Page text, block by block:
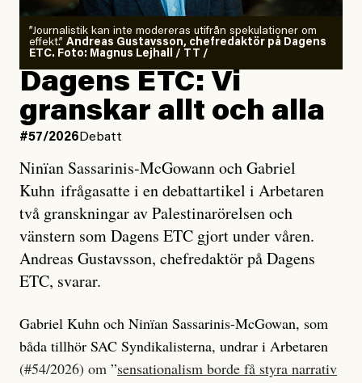
”Journalistik kan inte modereras utifrån spekulationer om
effekt.” Andreas Gustavsson, chefredaktör på Dagens
ETC. Foto: Magnus Lejhall / TT /
Dagens ETC: Vi
granskar allt och alla
#57/2026 Debatt
Ninïan Sassarinis-McGowann och Gabriel
Kuhn ifrågasatte i en debattartikel i Arbetaren
två granskningar av Palestinarörelsen och
vänstern som Dagens ETC gjort under våren.
Andreas Gustavsson, chefredaktör på Dagens
ETC, svarar.
Gabriel Kuhn och Ninïan Sassarinis-McGowan, som
båda tillhör SAC Syndikalisterna, undrar i Arbetaren
(#54/2026) om ”sensationalism borde få styra narrativ